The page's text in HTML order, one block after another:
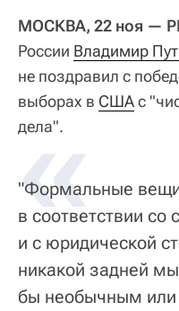
МОСКВА, 22 ноя —
России Владимир
не поздравил с
выборах в СШАс
дела".
«
"Формальные
в соответствии
и с юридической
никакой задней
бы необычным или